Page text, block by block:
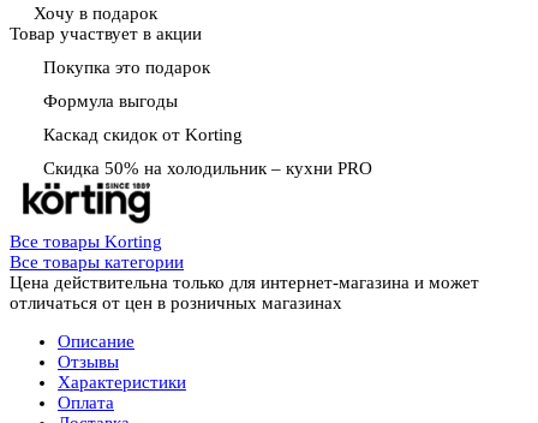
Хочу в подарок
Товар участвует в акции
Покупка это подарок
Формула выгоды
Каскад скидок от Korting
Скидка 50% на холодильник – кухни PRO
Все товары Korting
Все товары категории
Цена действительна только для интернет-магазина и может
отличаться от цен в розничных магазинах
Описание
Отзывы
Характеристики
Оплата